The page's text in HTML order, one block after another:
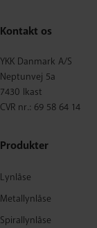
Kontakt os
YKK Danmark A/S
Neptunvej 5a
7430 Ikast
CVR nr.: 69 58 64 14
Produkter
Lynlåse
Metallynlåse
Spirallynlåse